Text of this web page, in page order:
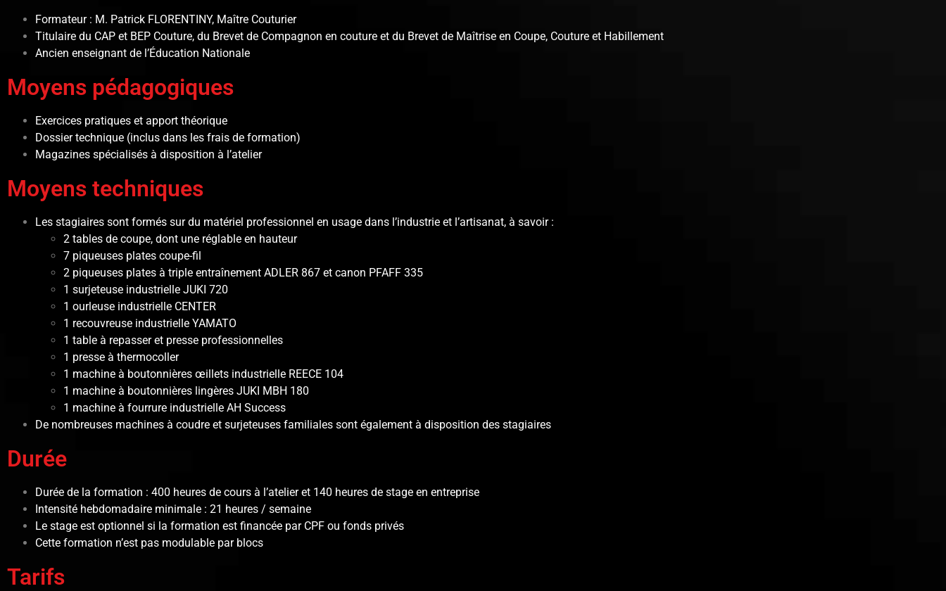
Formateur : M. Patrick FLORENTINY, Maître Couturier
Titulaire du CAP et BEP Couture, du Brevet de Compagnon en couture et du Brevet de Maîtrise en Coupe, Couture et Habillement
Ancien enseignant de l’Éducation Nationale
Moyens pédagogiques
Exercices pratiques et apport théorique
Dossier technique (inclus dans les frais de formation)
Magazines spécialisés à disposition à l’atelier
Moyens techniques
Les stagiaires sont formés sur du matériel professionnel en usage dans l’industrie et l’artisanat, à savoir :
2 tables de coupe, dont une réglable en hauteur
7 piqueuses plates coupe-fil
2 piqueuses plates à triple entraînement ADLER 867 et canon PFAFF 335
1 surjeteuse industrielle JUKI 720
1 ourleuse industrielle CENTER
1 recouvreuse industrielle YAMATO
1 table à repasser et presse professionnelles
1 presse à thermocoller
1 machine à boutonnières œillets industrielle REECE 104
1 machine à boutonnières lingères JUKI MBH 180
1 machine à fourrure industrielle AH Success
De nombreuses machines à coudre et surjeteuses familiales sont également à disposition des stagiaires
Durée
Durée de la formation : 400 heures de cours à l’atelier et 140 heures de stage en entreprise
Intensité hebdomadaire minimale : 21 heures / semaine
Le stage est optionnel si la formation est financée par CPF ou fonds privés
Cette formation n’est pas modulable par blocs
Tarifs